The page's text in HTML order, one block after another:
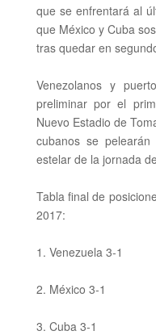
que se enfrentará al
que México y Cuba
tras quedar en
Venezolanos y
preliminar por el
Nuevo Estadio de
cubanos se
estelar de la jornada
Tabla final de
2017:
1. Venezuela 3-1
2. México 3-1
3. Cuba 3-1